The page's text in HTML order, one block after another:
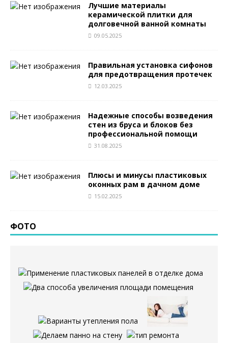
Лучшие материалы
керамической плитки для
долговечной ванной комнаты
09.05.2025
Правильная установка сифонов
для предотвращения протечек
12.03.2025
Надежные способы возведения
стен из бруса и блоков без
профессиональной помощи
31.08.2025
Плюсы и минусы пластиковых
оконных рам в дачном доме
15.02.2025
ФОТО